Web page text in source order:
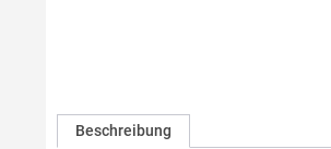
Beschreibung